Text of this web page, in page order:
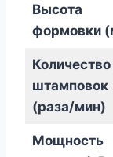
Высота
формовки
Количество
штамповок
(раза/мин)
Мощность